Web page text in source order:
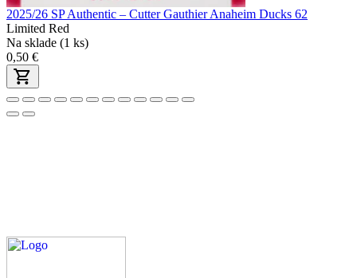
2025/26 SP Authentic – Cutter Gauthier Anaheim Ducks 62
Limited Red
Na sklade (1 ks)
0,50 €